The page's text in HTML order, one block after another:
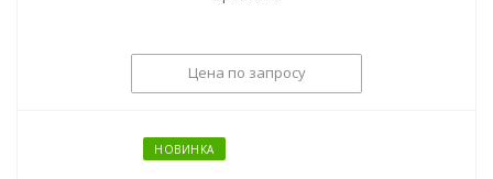
Цена по запросу
НОВИНКА